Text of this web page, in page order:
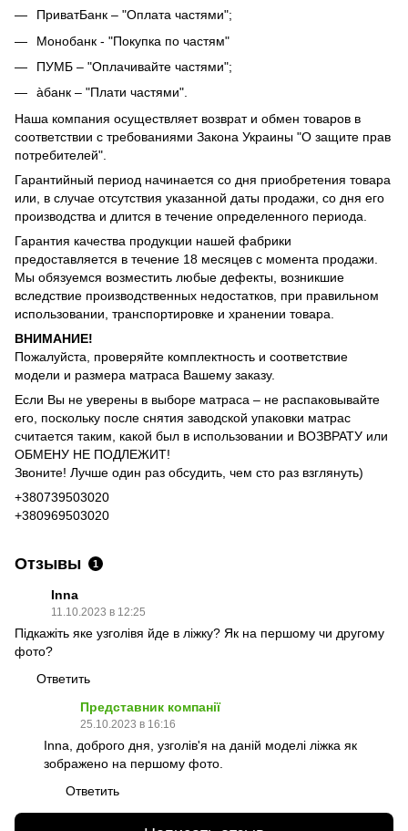
ПриватБанк – "Оплата частями";
Монобанк - "Покупка по частям"
ПУМБ – "Оплачивайте частями";
àбанк – "Плати частями".
Наша компания осуществляет возврат и обмен товаров в
соответствии с требованиями Закона Украины "О защите прав
потребителей".
Гарантийный период начинается со дня приобретения товара
или, в случае отсутствия указанной даты продажи, со дня его
производства и длится в течение определенного периода.
Гарантия качества продукции нашей фабрики
предоставляется в течение 18 месяцев с момента продажи.
Мы обязуемся возместить любые дефекты, возникшие
вследствие производственных недостатков, при правильном
использовании, транспортировке и хранении товара.
ВНИМАНИЕ!
Пожалуйста, проверяйте комплектность и соответствие
модели и размера матраса Вашему заказу.
Если Вы не уверены в выборе матраса – не распаковывайте
его, поскольку после снятия заводской упаковки матрас
считается таким, какой был в использовании и ВОЗВРАТУ или
ОБМЕНУ НЕ ПОДЛЕЖИТ!
Звоните! Лучше один раз обсудить, чем сто раз взглянуть)
+380739503020
+380969503020
Отзывы 1
Inna
11.10.2023 в 12:25
Підкажіть яке узголівя йде в ліжку? Як на першому чи другому
фото?
Ответить
Представник компанії
25.10.2023 в 16:16
Inna, доброго дня, узголів'я на даній моделі ліжка як
зображено на першому фото.
Ответить